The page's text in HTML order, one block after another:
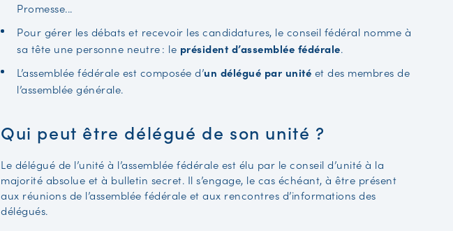
Promesse...
Pour gérer les débats et recevoir les candidatures, le conseil fédéral nomme à
sa tête une personne neutre : le président d’assemblée fédérale.
L’assemblée fédérale est composée d’un délégué par unité et des membres de
l’assemblée générale.
Qui peut être délégué de son unité ?
Le délégué de l’unité à l’assemblée fédérale est élu par le conseil d’unité à la
majorité absolue et à bulletin secret. Il s’engage, le cas échéant, à être présent
aux réunions de l’assemblée fédérale et aux rencontres d’informations des
délégués.